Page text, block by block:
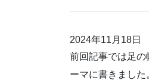
2024年11月18日
前回記事では足
ーマに書きまし